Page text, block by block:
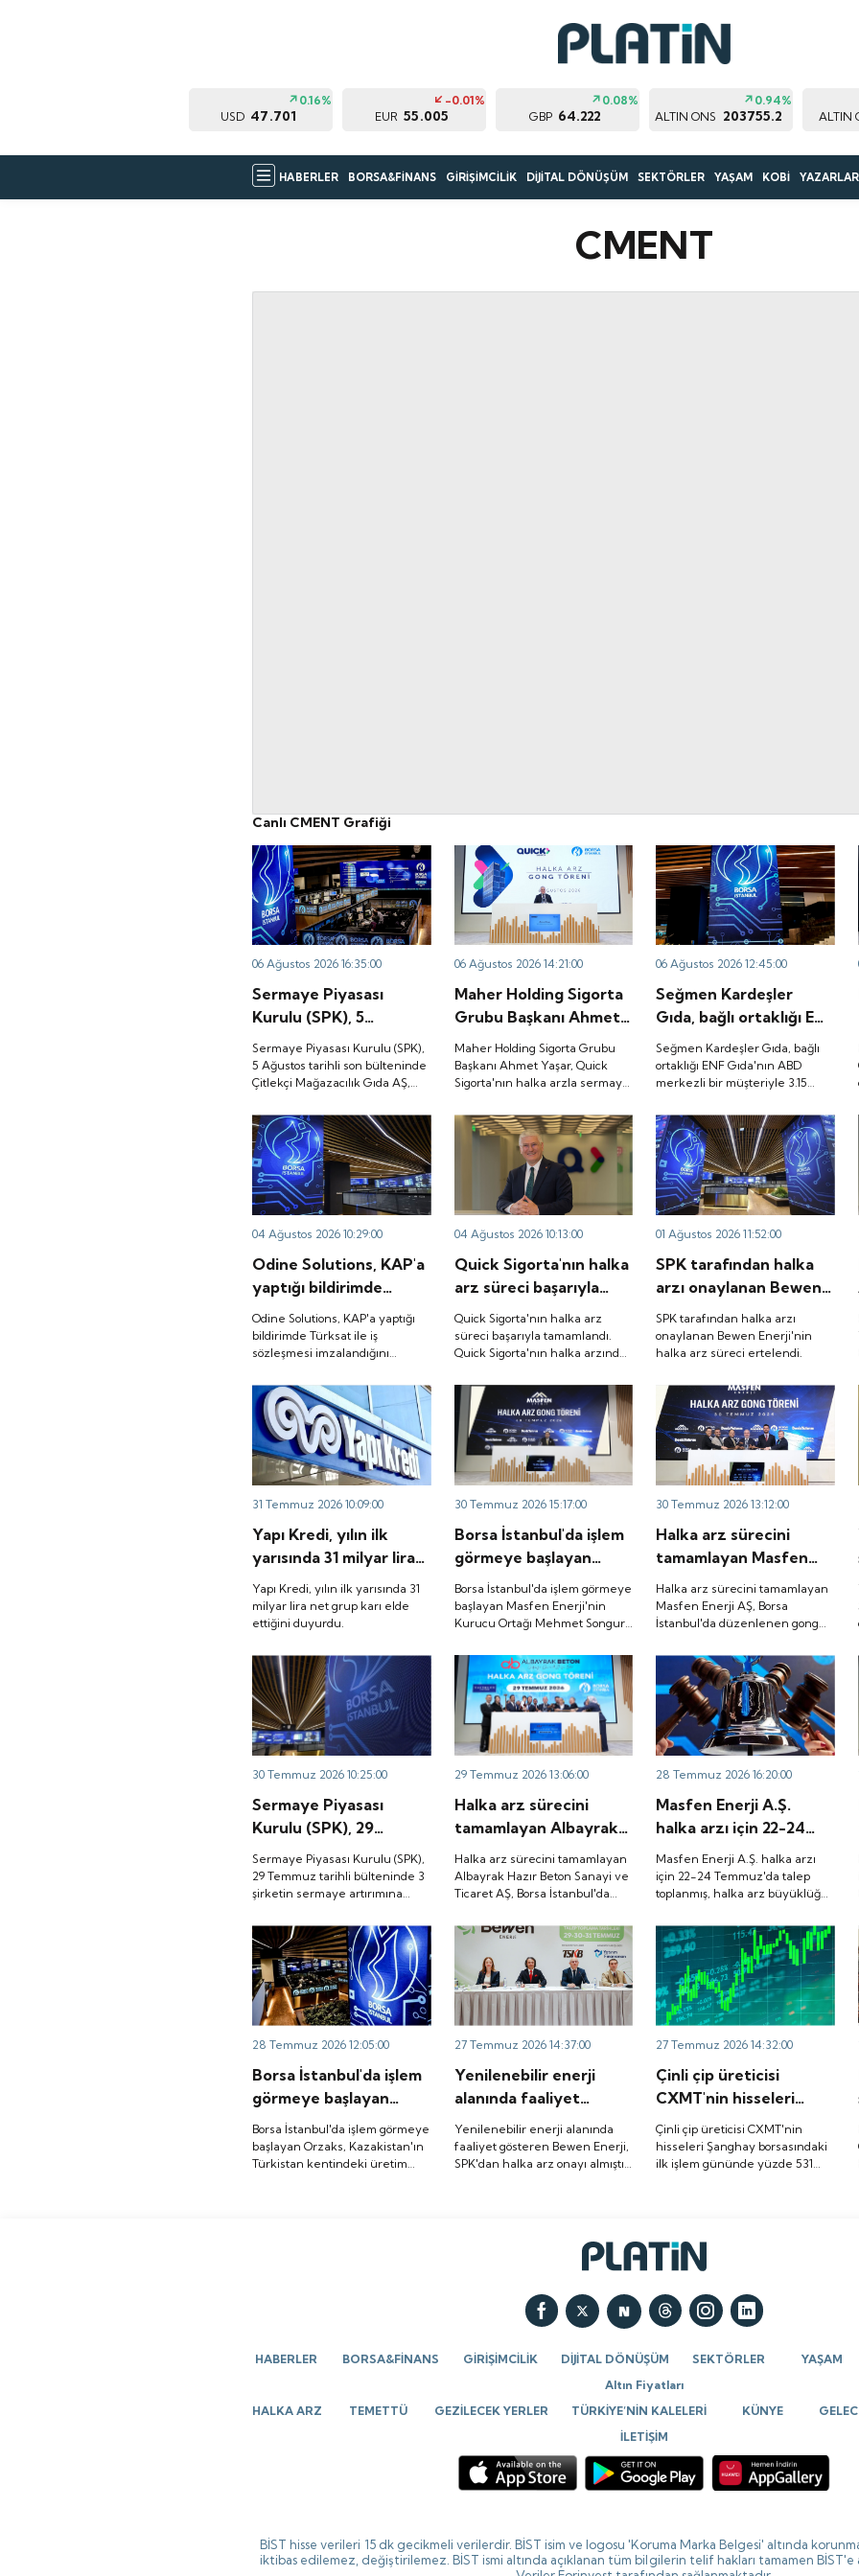
USD 47.701
0.16%
EUR 55.005
-0.01%
GBP 64.222
0.08%
ALTIN ONS 203755.2
0.94%
ALTIN
HABERLER BORSA&FİNANS GİRİŞİMCİLİK DİJİTAL DÖNÜŞÜM SEKTÖRLER YAŞAM KOBİ YAZARLAR
CMENT
Canlı CMENT Grafiği
06 Ağustos 2026 16:35:00
Sermaye Piyasası
Kurulu (SPK), 5
Ağustos tarihli son
bülteninde Çitlekçi
Mağazacılık Gıda AŞ,
Kalıp Plastik Sanayi ve
Ticaret AŞ, Türker
Vangölü Enerji Yatırım
AŞ, Kapeks Kimya
Sanayi AŞ'nin halka
arzlarına onay verdiği
duyurdu.
Sermaye Piyasası Kurulu (SPK),
5 Ağustos tarihli son bülteninde
Çitlekçi Mağazacılık Gıda AŞ,
Plastik Sanayi ve Ticaret AŞ,
Türker Vangölü Enerji Yatırım
AŞ, Kapeks Kimya Sanayi
AŞ'nin halka arzlarına onay
verdiği duyurdu.
06 Ağustos 2026 14:21:00
Maher Holding Sigorta
Grubu Başkanı Ahmet
Yaşar, Quick Sigorta'nın
halka arzla sermaye
yapısını güçlendirmenin
büyüme, şeffaflık,
hesap verebilirlik ve
kurumsal yönetişim
alanlarında yeni bir
döneme girdiğini
belirtti.
Maher Holding Sigorta Grubu
Başkanı Ahmet Yaşar, Quick
Sigorta'nın halka arzla sermaye
sıra sürdürülebilir büyüme,
şeffaflık, hesap verebilirlik ve
kurumsal yönetişim alanlarında
yeni bir döneme girdiğini
06 Ağustos 2026 12:45:00
Seğmen Kardeşler
Gıda, bağlı ortaklığı ENF
Gıda'nın ABD merkezli
bir müşteriyle 3.15
milyon dolarlık ürün
imzaladığını duyurdu.
Seğmen Kardeşler Gıda, bağlı
ortaklığı ENF Gıda'nın ABD
merkezli bir müşteriyle 3.15
sözleşmesi imzaladığını
duyurdu.
04 Ağustos 2026 10:29:00
Odine Solutions, KAP'a
yaptığı bildirimde
Türksat ile iş
sözleşmesi
imzalandığını duyurdu.
Odine Solutions, KAP'a yaptığı
bildirimde Türksat ile iş
sözleşmesi imzalandığını
04 Ağustos 2026 10:13:00
Quick Sigorta'nın halka
arz süreci başarıyla
tamamlandı. Quick
Sigorta'nın halka
arzında bireysel
tutarın yaklaşık 1,31
katı ve yurt içi
kurumsal yatırımcılara
ayrılan tutarın ise 1,07
katı talep geldi. Quick
2026 tarihinde “QUICK”
işlem koduyla Borsa
İstanbul'da işlem
görmeye başlayacak.
Quick Sigorta'nın halka arz
süreci başarıyla tamamlandı.
Quick Sigorta'nın halka arzında
tutarın yaklaşık 1,31 katı ve yurt
içi kurumsal yatırımcılara
ayrılan tutarın ise 1,07 katı talep
geldi. Quick Sigorta, 6 Ağustos
2026 tarihinde “QUICK” işlem
koduyla Borsa İstanbul'da işlem
01 Ağustos 2026 11:52:00
SPK tarafından halka
arzı onaylanan Bewen
Enerji'nin halka arz
süreci ertelendi.
SPK tarafından halka arzı
onaylanan Bewen Enerji'nin
halka arz süreci ertelendi.
31 Temmuz 2026 10:09:00
Yapı Kredi, yılın ilk
yarısında 31 milyar lira
net grup karı elde
ettiğini duyurdu.
Yapı Kredi, yılın ilk yarısında 31
milyar lira net grup karı elde
ettiğini duyurdu.
30 Temmuz 2026 15:17:00
Borsa İstanbul'da işlem
görmeye başlayan
Masfen Enerji'nin
Kurucu Ortağı Mehmet
Songur, şirketin yatırım
Borsa İstanbul'da işlem görmeye
başlayan Masfen Enerji'nin
Kurucu Ortağı Mehmet Songur,
30 Temmuz 2026 13:12:00
Halka arz sürecini
tamamlayan Masfen
Enerji AŞ, Borsa
İstanbul'da düzenlenen
gong töreniyle
görmeye başladı.
Halka arz sürecini tamamlayan
Masfen Enerji AŞ, Borsa
İstanbul'da düzenlenen gong
işlem görmeye başladı.
30 Temmuz 2026 10:25:00
Sermaye Piyasası
Kurulu (SPK), 29
Temmuz tarihli
bülteninde 3 şirketin
sermaye artırımına
Sermaye Piyasası Kurulu (SPK),
29 Temmuz tarihli bülteninde 3
şirketin sermaye artırımına
29 Temmuz 2026 13:06:00
Halka arz sürecini
tamamlayan Albayrak
Hazır Beton Sanayi ve
Ticaret AŞ, Borsa
İstanbul'da düzenlenen
"ALBTN" koduyla işlem
görmeye başladı.
Halka arz sürecini tamamlayan
Albayrak Hazır Beton Sanayi ve
Ticaret AŞ, Borsa İstanbul'da
"ALBTN" koduyla işlem görmeye
28 Temmuz 2026 16:20:00
Masfen Enerji A.Ş.
halka arzı için 22-24
Temmuz'da talep
toplanmış, halka arz
büyüklüğü
olarak gerçekleşmişti.
Peki, şirket payları ne
zaman borsada işlem
görecek?
Masfen Enerji A.Ş. halka arzı
için 22-24 Temmuz'da talep
toplanmış, halka arz büyüklüğü
gerçekleşmişti. Peki, şirket
payları ne zaman borsada işlem
görecek?
28 Temmuz 2026 12:05:00
Borsa İstanbul'da işlem
görmeye başlayan
Orzaks, Kazakistan'ın
Türkistan kentindeki
üretim tesisi
Borsa İstanbul'da işlem görmeye
başlayan Orzaks, Kazakistan'ın
Türkistan kentindeki üretim
27 Temmuz 2026 14:37:00
Yenilenebilir enerji
alanında faaliyet
gösteren Bewen Enerji,
SPK'dan halka arz
onayı almıştı. Halka arz
Yenilenebilir enerji alanında
faaliyet gösteren Bewen Enerji,
SPK'dan halka arz onayı almıştı.
27 Temmuz 2026 14:32:00
Çinli çip üreticisi
CXMT'nin hisseleri
Şanghay borsasındaki
ilk işlem gününde
yüzde 531 oranında
Çinli çip üreticisi CXMT'nin
hisseleri Şanghay borsasındaki
ilk işlem gününde yüzde 531
HABERLER BORSA&FİNANS GİRİŞİMCİLİK DİJİTAL DÖNÜŞÜM SEKTÖRLER YAŞAM
Altın Fiyatları
HALKA ARZ
TEMETTÜ GEZİLECEK YERLER TÜRKİYE’NİN KALELERİ KÜNYE
İLETİŞİM
BİST hisse verileri 15 dk gecikmeli verilerdir. BİST isim ve logosu 'Koruma Marka Belgesi' altında
iktibas edilemez, değiştirilemez. BİST ismi altında açıklanan tüm bilgilerin telif hakları tamamen